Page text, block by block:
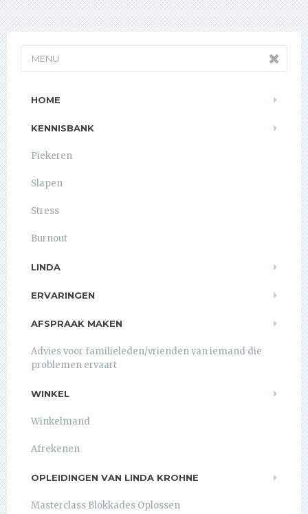
MENU
HOME
KENNISBANK
Piekeren
Slapen
Stress
Burnout
LINDA
ERVARINGEN
AFSPRAAK MAKEN
Advies voor familieleden/vrienden van iemand die
problemen ervaart
WINKEL
Winkelmand
Afrekenen
OPLEIDINGEN VAN LINDA KROHNE
Masterclass Blokkades Oplossen